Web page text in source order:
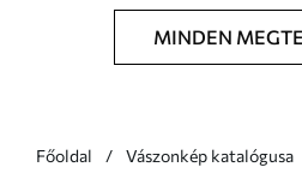
MINDEN
Főoldal
Vászonkép katalógusa